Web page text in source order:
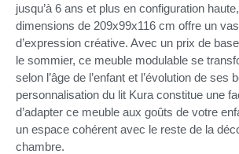
jusqu’à 6 ans et plus en configuration
dimensions de 209x99x116 cm offre un
d’expression créative. Avec un prix de
le sommier, ce meuble modulable se
selon l’âge de l’enfant et l’évolution de ses
personnalisation du lit Kura constitue une
d’adapter ce meuble aux goûts de votre
un espace cohérent avec le reste de la
chambre.